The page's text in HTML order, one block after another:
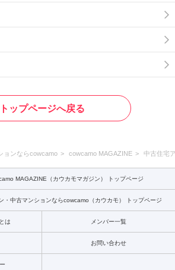
トップページへ戻る
ョンならcowcamo cowcamo MAGAZINE 中古住宅
MAGAZINE（カウカモマガジン） トップページ
・中古マンションならcowcamo（カウカモ） トップページ
は メンバー一覧
お問い合わせ